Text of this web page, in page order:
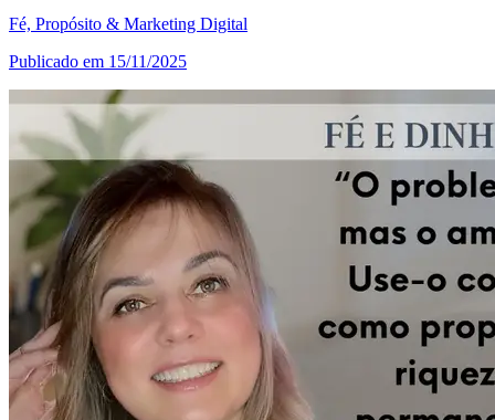
Fé, Propósito & Marketing Digital
Publicado em 15/11/2025